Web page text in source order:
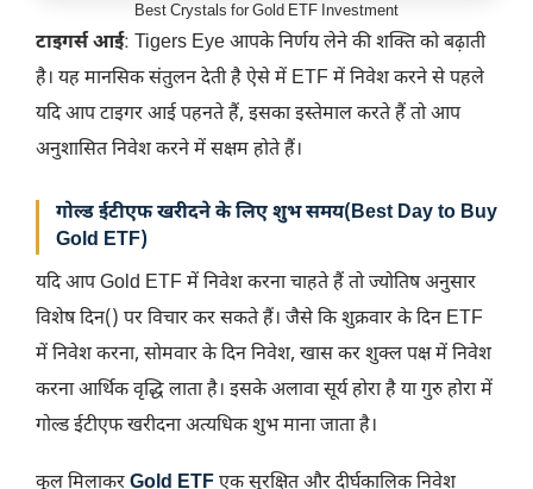
Best Crystals for Gold ETF Investment
टाइगर्स आई: Tigers Eye आपके निर्णय लेने की शक्ति को बढ़ाती
है। यह मानसिक संतुलन देती है ऐसे में ETF में निवेश करने से पहले
यदि आप टाइगर आई पहनते हैं, इसका इस्तेमाल करते हैं तो आप
अनुशासित निवेश करने में सक्षम होते हैं।
गोल्ड ईटीएफ खरीदने के लिए शुभ समय(Best Day to Buy
Gold ETF)
यदि आप Gold ETF में निवेश करना चाहते हैं तो ज्योतिष अनुसार
विशेष दिन() पर विचार कर सकते हैं। जैसे कि शुक्रवार के दिन ETF
में निवेश करना, सोमवार के दिन निवेश, खास कर शुक्ल पक्ष में निवेश
करना आर्थिक वृद्धि लाता है। इसके अलावा सूर्य होरा है या गुरु होरा में
गोल्ड ईटीएफ खरीदना अत्यधिक शुभ माना जाता है।
कुल मिलाकरGold ETFएक सुरक्षित और दीर्घकालिक निवेश